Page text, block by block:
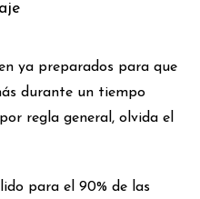
ya preparados para que
durante un tiempo
regla general, olvida el
para el 90% de las